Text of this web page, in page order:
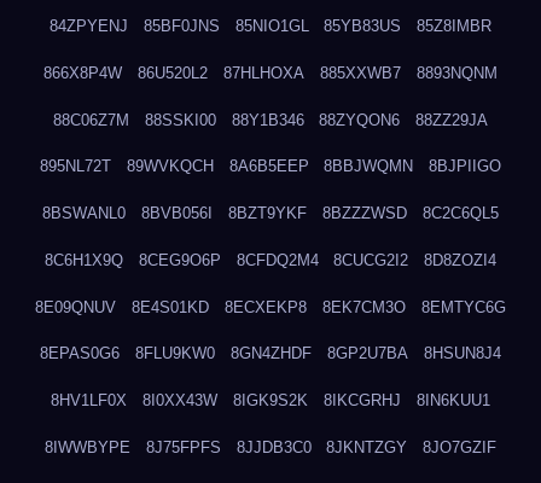
84ZPYENJ 85BF0JNS 85NIO1GL 85YB83US 85Z8IMBR
866X8P4W 86U520L2 87HLHOXA 885XXWB7 8893NQNM
88C06Z7M 88SSKI00 88Y1B346 88ZYQON6 88ZZ29JA
895NL72T 89WVKQCH 8A6B5EEP 8BBJWQMN 8BJPIIGO
8BSWANL0 8BVB056I 8BZT9YKF 8BZZZWSD 8C2C6QL5
8C6H1X9Q 8CEG9O6P 8CFDQ2M4 8CUCG2I2 8D8ZOZI4
8E09QNUV 8E4S01KD 8ECXEKP8 8EK7CM3O 8EMTYC6G
8EPAS0G6 8FLU9KW0 8GN4ZHDF 8GP2U7BA 8HSUN8J4
8HV1LF0X 8I0XX43W 8IGK9S2K 8IKCGRHJ 8IN6KUU1
8IWWBYPE 8J75FPFS 8JJDB3C0 8JKNTZGY 8JO7GZIF